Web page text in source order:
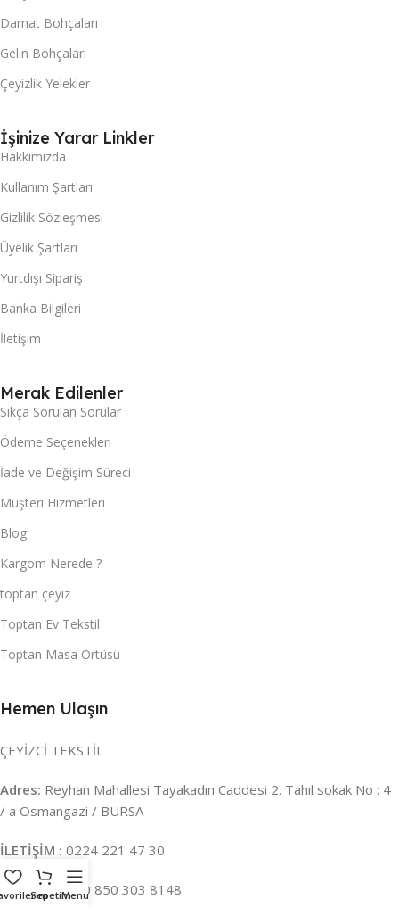
Damat Bohçaları
Gelin Bohçaları
Çeyizlik Yelekler
İşinize Yarar Linkler
Hakkımızda
Kullanım Şartları
Gizlilik Sözleşmesi
Üyelik Şartları
Yurtdışı Sipariş
Banka Bilgileri
İletişim
Merak Edilenler
Sıkça Sorulan Sorular
Ödeme Seçenekleri
İade ve Değişim Süreci
Müşteri Hizmetleri
Blog
Kargom Nerede ?
toptan çeyiz
Toptan Ev Tekstil
Toptan Masa Örtüsü
Hemen Ulaşın
ÇEYİZCİ TEKSTİL
Adres: Reyhan Mahallesi Tayakadın Caddesi 2. Tahıl sokak No : 4
/ a Osmangazi / BURSA
İLETİŞİM : 0224 221 47 30
WHATSAPP :0 850 303 8148
SepetimMenu